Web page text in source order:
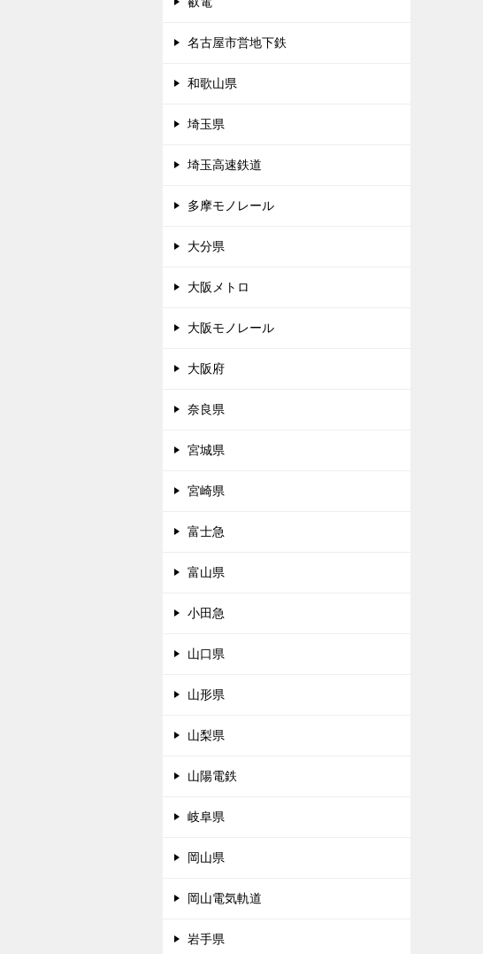
名古屋市営地下鉄
和歌山県
埼玉県
埼玉高速鉄道
多摩モノレール
大分県
大阪メトロ
大阪モノレール
大阪府
奈良県
宮城県
宮崎県
富士急
富山県
小田急
山口県
山形県
山梨県
山陽電鉄
岐阜県
岡山県
岡山電気軌道
岩手県